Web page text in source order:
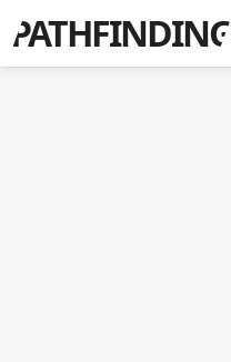
PATHFINDING